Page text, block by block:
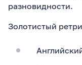
разновидности.
Золотистый